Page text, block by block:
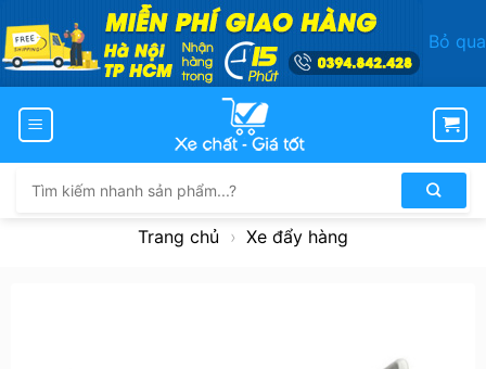
Bỏ qua
qua
dung
Tìm
Trang chủ › Xe đẩy hàng